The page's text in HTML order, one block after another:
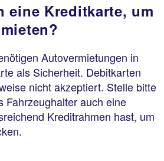
eine Kreditkarte, um
Autovermietungen in
als Sicherheit. Debitkarten
nicht akzeptiert. Stelle bitte
Fahrzeughalter auch eine
Kreditrahmen hast, um